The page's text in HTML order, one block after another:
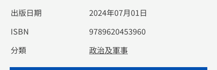
出版日期
2024年07月01日
ISBN
9789620453960
分類
政治及軍事